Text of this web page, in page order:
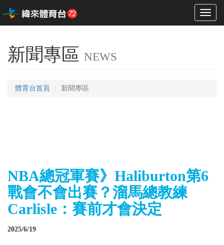
Toggle
新聞專區 NEWS
體育台首頁 新聞專區
NBA總冠軍賽》Haliburton第6
戰會不會出賽？溜馬總教練
Carlisle：賽前才會決定
2025/6/19